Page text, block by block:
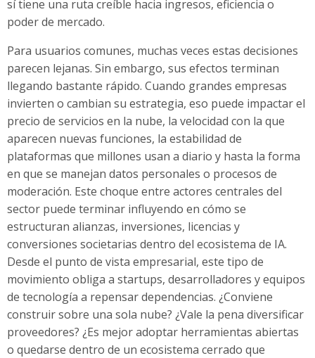
sí tiene una ruta creíble hacia ingresos, eficiencia o
poder de mercado.
Para usuarios comunes, muchas veces estas decisiones
parecen lejanas. Sin embargo, sus efectos terminan
llegando bastante rápido. Cuando grandes empresas
invierten o cambian su estrategia, eso puede impactar el
precio de servicios en la nube, la velocidad con la que
aparecen nuevas funciones, la estabilidad de
plataformas que millones usan a diario y hasta la forma
en que se manejan datos personales o procesos de
moderación. Este choque entre actores centrales del
sector puede terminar influyendo en cómo se
estructuran alianzas, inversiones, licencias y
conversiones societarias dentro del ecosistema de IA.
Desde el punto de vista empresarial, este tipo de
movimiento obliga a startups, desarrolladores y equipos
de tecnología a repensar dependencias. ¿Conviene
construir sobre una sola nube? ¿Vale la pena diversificar
proveedores? ¿Es mejor adoptar herramientas abiertas
o quedarse dentro de un ecosistema cerrado que